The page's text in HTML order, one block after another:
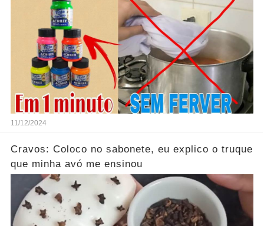
11/12/2024
Cravos: Coloco no sabonete, eu explico o truque
que minha avó me ensinou